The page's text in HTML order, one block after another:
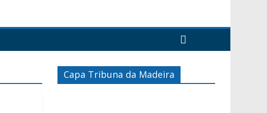
Capa Tribuna da Madeira